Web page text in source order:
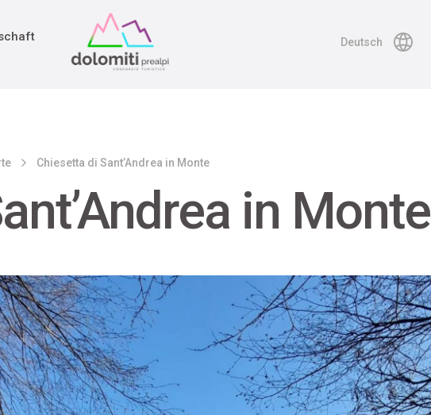
Deutsch
Chiesetta di Sant’Andrea in Monte
in Monte